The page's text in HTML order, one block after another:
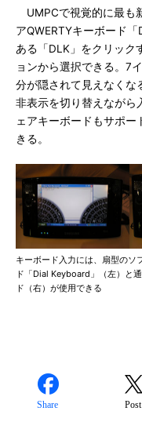
UMPCで視覚的に最も
アQWERTYキーボード
ある「DLK」をクリック
ョンから選択できる。7
分が隠されて見えなくな
非表示を切り替えながら
ェアキーボードもサポ
きる。
キーボード入力には、扇型のソ
ド「Dial Keyboard」（左）と
ド（右）が使用できる
Share Post